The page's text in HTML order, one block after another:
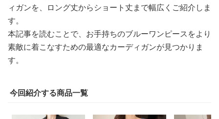
ィガンを、ロング丈からショート丈まで幅広くご紹介しま
す。
本記事を読むことで、お手持ちのブルーワンピースをより
素敵に着こなすための最適なカーディガンが見つかりま
す。
今回紹介する商品一覧